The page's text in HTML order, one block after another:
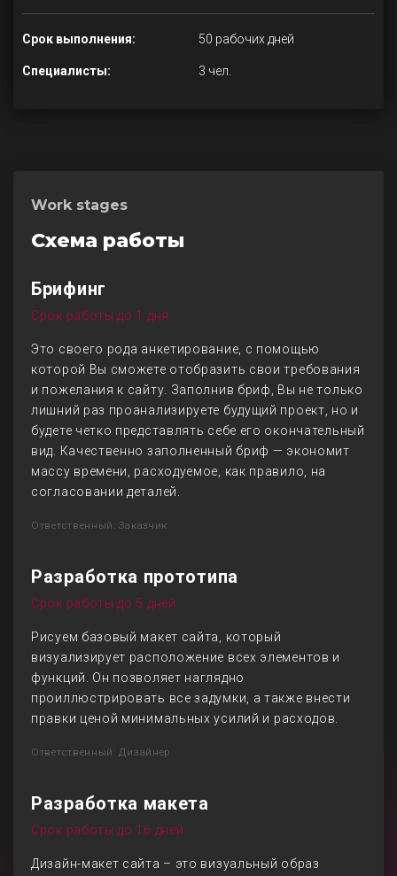
Срок выполнения: 50 рабочих дней
Специалисты: 3 чел.
Work stages
Схема работы
Брифинг
Срок работы до 1 дня
Это своего рода анкетирование, с помощью
которой Вы сможете отобразить свои требования
и пожелания к сайту. Заполнив бриф, Вы не только
лишний раз проанализируете будущий проект, но и
будете четко представлять себе его окончательный
вид. Качественно заполненный бриф — экономит
массу времени, расходуемое, как правило, на
согласовании деталей.
Ответственный: Заказчик
Разработка прототипа
Срок работы до 5 дней
Рисуем базовый макет сайта, который
визуализирует расположение всех элементов и
функций. Он позволяет наглядно
проиллюстрировать все задумки, а также внести
правки ценой минимальных усилий и расходов.
Ответственный: Дизайнер
Разработка макета
Срок работы до 16 дней
Дизайн-макет сайта – это визуальный образ